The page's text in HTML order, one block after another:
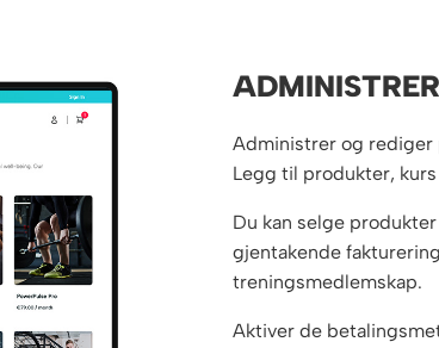
Administrer og rediger
Legg til produkter,
Du kan selge
gjentakende
treningsmedlemskap.
Aktiver de